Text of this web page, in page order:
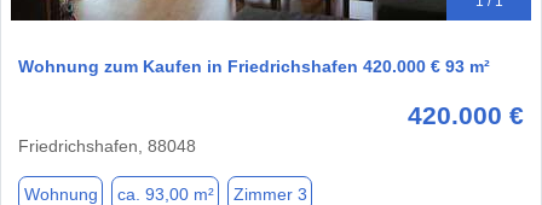
Wohnung zum Kaufen in Friedrichshafen 420.000 € 93 m²
420.000 €
Friedrichshafen, 88048
Wohnung ca. 93,00 m² Zimmer 3